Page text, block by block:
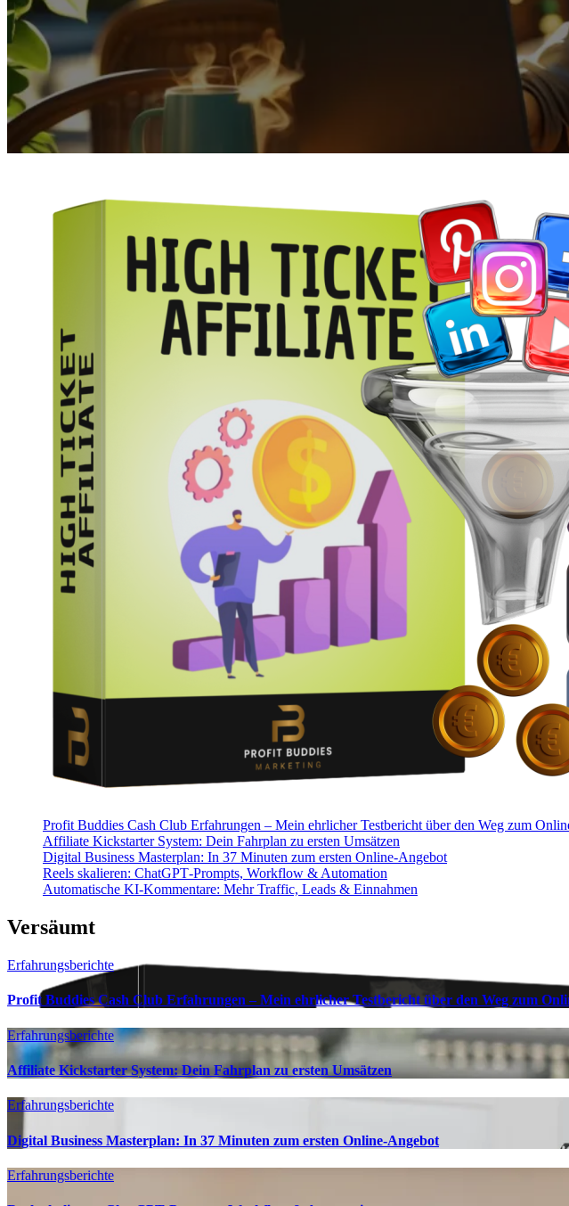
Profit Buddies Cash Club Erfahrungen – Mein ehrlicher Testbericht über den Weg zum
Affiliate Kickstarter System: Dein Fahrplan zu ersten Umsätzen
Digital Business Masterplan: In 37 Minuten zum ersten Online-Angebot
Reels skalieren: ChatGPT‑Prompts, Workflow & Automation
Automatische KI‑Kommentare: Mehr Traffic, Leads & Einnahmen
Versäumt
Erfahrungsberichte
Profit Buddies Cash Club Erfahrungen – Mein ehrlicher Testbericht über den Weg zum
Erfahrungsberichte
Affiliate Kickstarter System: Dein Fahrplan zu ersten Umsätzen
Erfahrungsberichte
Digital Business Masterplan: In 37 Minuten zum ersten Online-Angebot
Erfahrungsberichte